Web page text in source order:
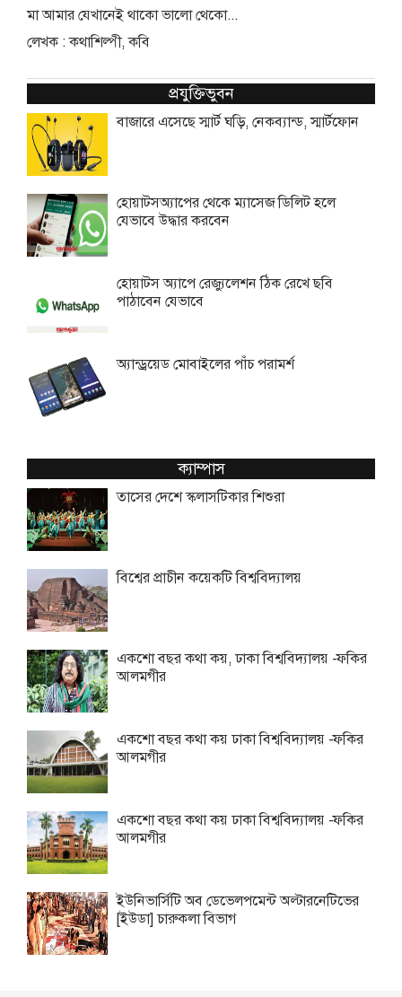
মা আমার যেখানেই থাকো ভালো থেকো...
লেখক : কথাশিল্পী, কবি
প্রযুক্তিভুবন
বাজারে এসেছে স্মার্ট ঘড়ি, নেকব্যান্ড, স্মার্টফোন
হোয়াটসঅ্যাপের থেকে ম্যাসেজ ডিলিট হলে
যেভাবে উদ্ধার করবেন
হোয়াটস অ্যাপে রেজ্যুলেশন ঠিক রেখে ছবি
পাঠাবেন যেভাবে
অ্যান্ড্রয়েড মোবাইলের পাঁচ পরামর্শ
ক্যাম্পাস
তাসের দেশে স্কলাসটিকার শিশুরা
বিশ্বের প্রাচীন কয়েকটি বিশ্ববিদ্যালয়
একশো বছর কথা কয়, ঢাকা বিশ্ববিদ্যালয় -ফকির
আলমগীর
একশো বছর কথা কয় ঢাকা বিশ্ববিদ্যালয় -ফকির
আলমগীর
একশো বছর কথা কয় ঢাকা বিশ্ববিদ্যালয় -ফকির
আলমগীর
ইউনিভার্সিটি অব ডেভেলপমেন্ট অল্টারনেটিভের
[ইউডা] চারুকলা বিভাগ